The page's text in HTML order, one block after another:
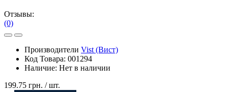
Отзывы:
(0)
Производители Vist (Вист)
Код Товара: 001294
Наличие: Нет в наличии
199.75 грн. / шт.